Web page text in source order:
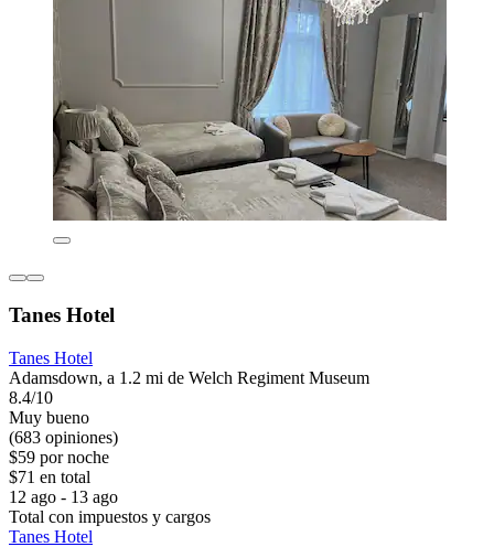
Tanes Hotel
Tanes Hotel
Adamsdown, a 1.2 mi de Welch Regiment Museum
8.4/10
Muy bueno
(683 opiniones)
$59 por noche
$71 en total
12 ago - 13 ago
Total con impuestos y cargos
Tanes Hotel